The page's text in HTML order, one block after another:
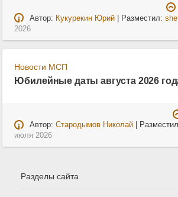
Автор: Кукурекин Юрий| Разместил:
2026
Новости МСП
Юбилейные даты августа 2026
Автор: Стародымов Николай|
июля 2026
Разделы сайта